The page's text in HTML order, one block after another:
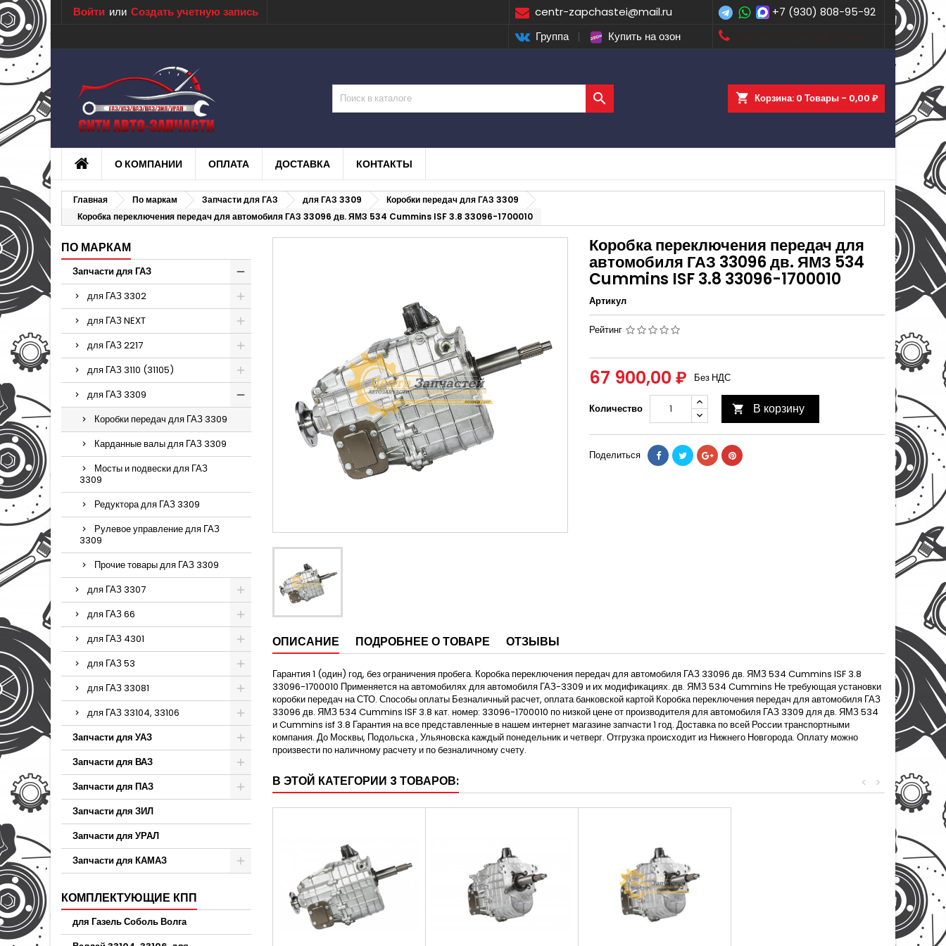
centr-zapchastei@mail.ru +7 (930) 808-95-92
Войти или Создать учетную запись
Группа | Купить на озон
shopping_cart Корзина: 0 Товары - 0,00 ₽

О КОМПАНИИ ОПЛАТА ДОСТАВКА КОНТАКТЫ
Главная По маркам Запчасти для ГАЗ для ГАЗ 3309
Коробки передач для ГАЗ 3309
Коробка переключения передач для автомобиля ГАЗ 33096 дв. ЯМЗ 534 Cummins ISF 3.8 33096-1700010
ПО МАРКАМ
Запчасти для ГАЗ
для ГАЗ 3302
для ГАЗ NEXT
для ГАЗ 2217
для ГАЗ 3110 (31105)
для ГАЗ 3309
Коробки передач для ГАЗ 3309
Карданные валы для ГАЗ 3309
Мосты и подвески для ГАЗ
3309
Редуктора для ГАЗ 3309
Рулевое управление для ГАЗ
3309
Прочие товары для ГАЗ 3309
для ГАЗ 3307
для ГАЗ 66
для ГАЗ 4301
для ГАЗ 53
для ГАЗ 33081
для ГАЗ 33104, 33106
Запчасти для УАЗ
Запчасти для ВАЗ
Запчасти для ПАЗ
Запчасти для ЗИЛ
Запчасти для УРАЛ
Запчасти для КАМАЗ
КОМПЛЕКТУЮЩИЕ КПП
для Газель Соболь Волга
Коробка переключения передач для
автомобиля ГАЗ 33096 дв. ЯМЗ 534
Cummins ISF 3.8 33096-1700010
Артикул
Рейтинг
67 900,00 ₽ Без НДС
Количество  В корзину
Поделиться
ОПИСАНИЕ ПОДРОБНЕЕ О ТОВАРЕ ОТЗЫВЫ
Гарантия 1 (один) год, без ограничения пробега. Коробка переключения передач для автомобиля ГАЗ 33096 дв. ЯМЗ 534 Cummins ISF 3.8
33096-1700010 Применяется на автомобилях для автомобиля ГАЗ-3309 и их модификациях. дв. ЯМЗ 534 Cummins Не требующая установки
коробки передач на СТО. Способы оплаты Безналичный расчет, оплата банковской картой Коробка переключения передач для автомобиля ГАЗ
33096 дв. ЯМЗ 534 Cummins ISF 3.8 кат. номер: 33096-1700010 по низкой цене от производителя для автомобиля ГАЗ 3309 для дв. ЯМЗ 534
и Cummins isf 3.8 Гарантия на все представленные в нашем интернет магазине запчасти 1 год. Доставка по всей России транспортными
компания. До Москвы, Подольска , Ульяновска каждый понедельник и четверг. Отгрузка происходит из Нижнего Новгорода. Оплату можно
произвести по наличному расчету и по безналичному счету.
В ЭТОЙ КАТЕГОРИИ 3 ТОВАРОВ: >
<